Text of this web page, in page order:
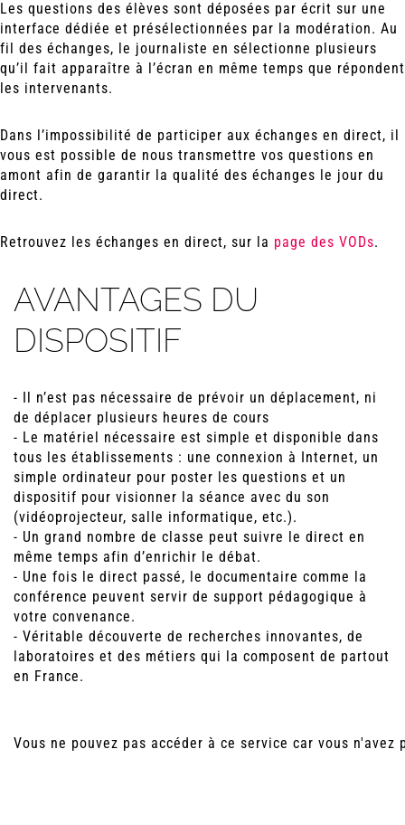
Les questions des élèves sont déposées par écrit sur une
interface dédiée et présélectionnées par la modération. Au
fil des échanges, le journaliste en sélectionne plusieurs
qu’il fait apparaître à l’écran en même temps que répondent
les intervenants.
Dans l’impossibilité de participer aux échanges en direct, il
vous est possible de nous transmettre vos questions en
amont afin de garantir la qualité des échanges le jour du
direct.
Retrouvez les échanges en direct, sur la page des VODs.
AVANTAGES DU
DISPOSITIF
- Il n’est pas nécessaire de prévoir un déplacement, ni
de déplacer plusieurs heures de cours
- Le matériel nécessaire est simple et disponible dans
tous les établissements : une connexion à Internet, un
simple ordinateur pour poster les questions et un
dispositif pour visionner la séance avec du son
(vidéoprojecteur, salle informatique, etc.).
- Un grand nombre de classe peut suivre le direct en
même temps afin d’enrichir le débat.
- Une fois le direct passé, le documentaire comme la
conférence peuvent servir de support pédagogique à
votre convenance.
- Véritable découverte de recherches innovantes, de
laboratoires et des métiers qui la composent de partout
en France.
Vous ne pouvez pas accéder à ce service car vous